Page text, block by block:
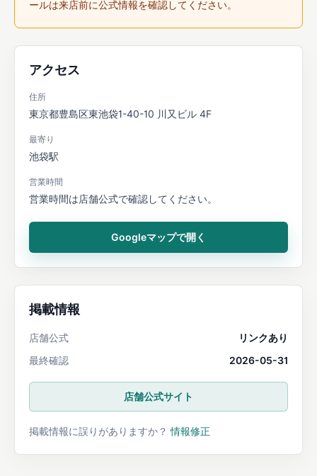
ールは来店前に公式情報を確認してください。
アクセス
住所
東京都豊島区東池袋1-40-10 川又ビル 4F
最寄り
池袋駅
営業時間
営業時間は店舗公式で確認してください。
Googleマップで開く
掲載情報
店舗公式
リンクあり
最終確認
2026-05-31
店舗公式サイト
掲載情報に誤りがありますか？情報修正